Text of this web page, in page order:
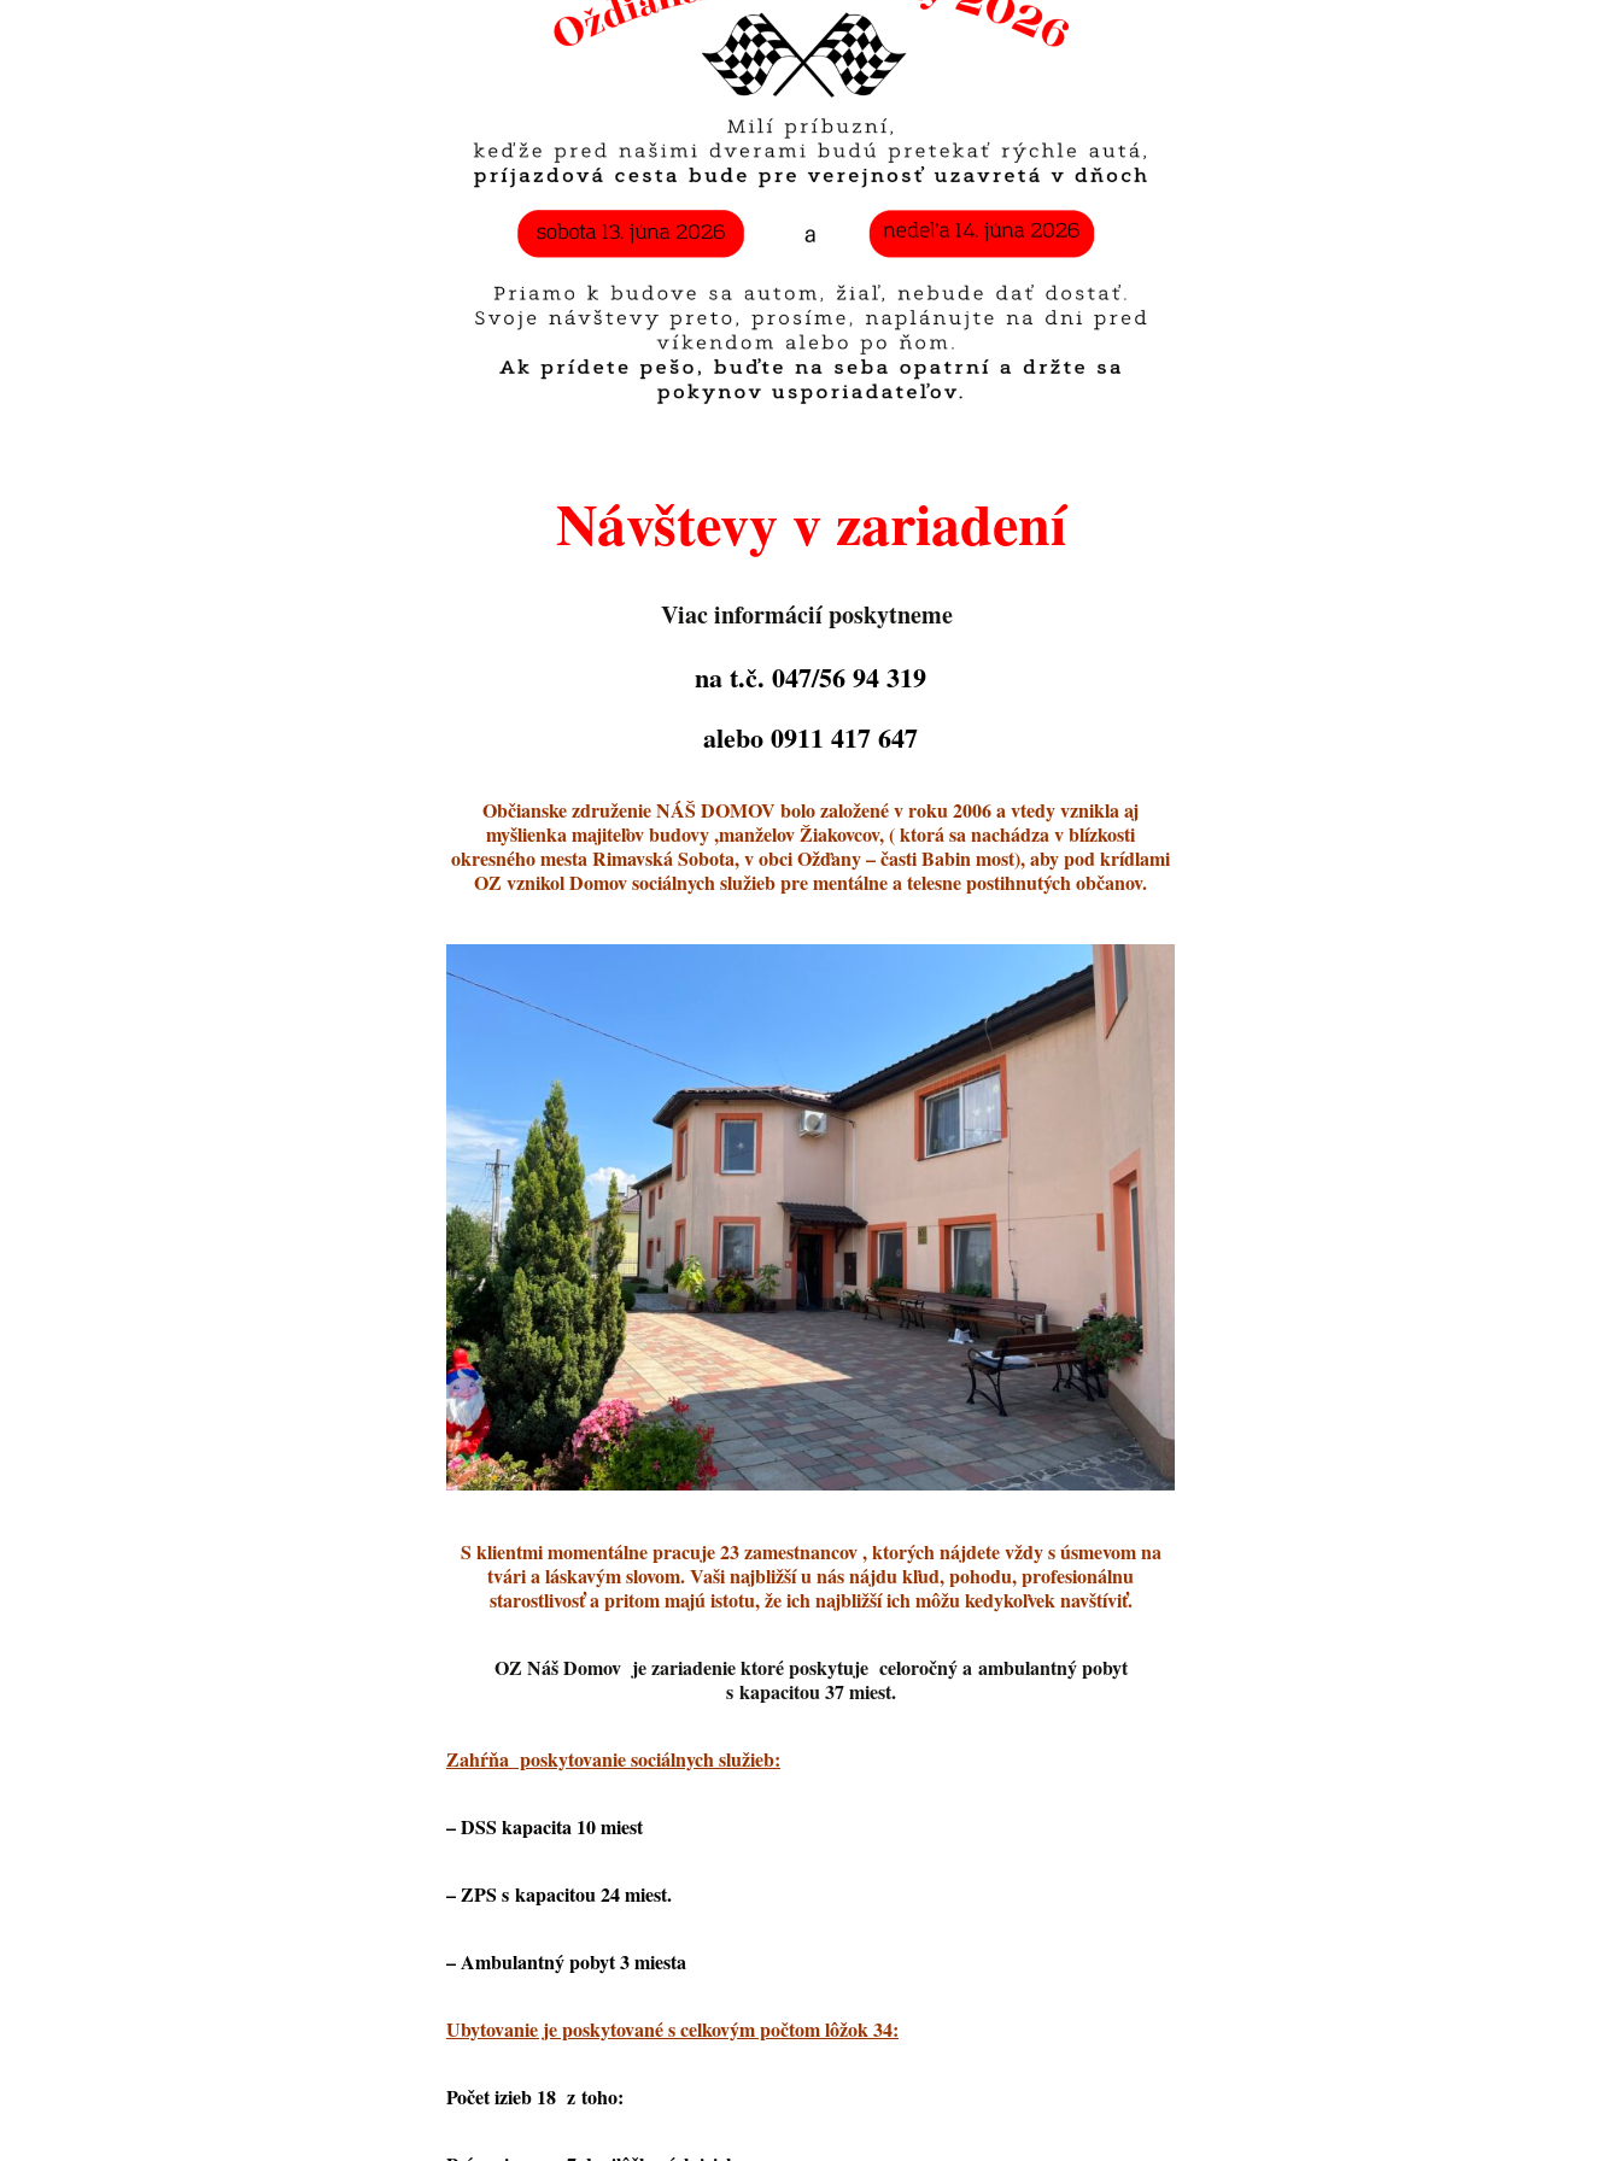
Návštevy v zariadení
Viac informácií poskytneme
na t.č. 047/56 94 319
alebo 0911 417 647
Občianske združenie NÁŠ DOMOV bolo založené v roku 2006 a vtedy vznikla aj
myšlienka majiteľov budovy ,manželov Žiakovcov, ( ktorá sa nachádza v blízkosti
okresného mesta Rimavská Sobota, v obci Ožďany – časti Babin most), aby pod krídlami
OZ vznikol Domov sociálnych služieb pre mentálne a telesne postihnutých občanov.
S klientmi momentálne pracuje 23 zamestnancov , ktorých nájdete vždy s úsmevom na
tvári a láskavým slovom. Vaši najbližší u nás nájdu kľud, pohodu, profesionálnu
starostlivosť a pritom majú istotu, že ich najbližší ich môžu kedykoľvek navštíviť.
OZ Náš Domov je zariadenie ktoré poskytuje celoročný a ambulantný pobyt
s kapacitou 37 miest.
Zahŕňa poskytovanie sociálnych služieb:
–DSS kapacita 10 miest
–ZPS s kapacitou 24 miest.
–Ambulantný pobyt3 miesta
Ubytovanie je poskytované s celkovým počtom lôžok 34:
Počet izieb 18 z toho: